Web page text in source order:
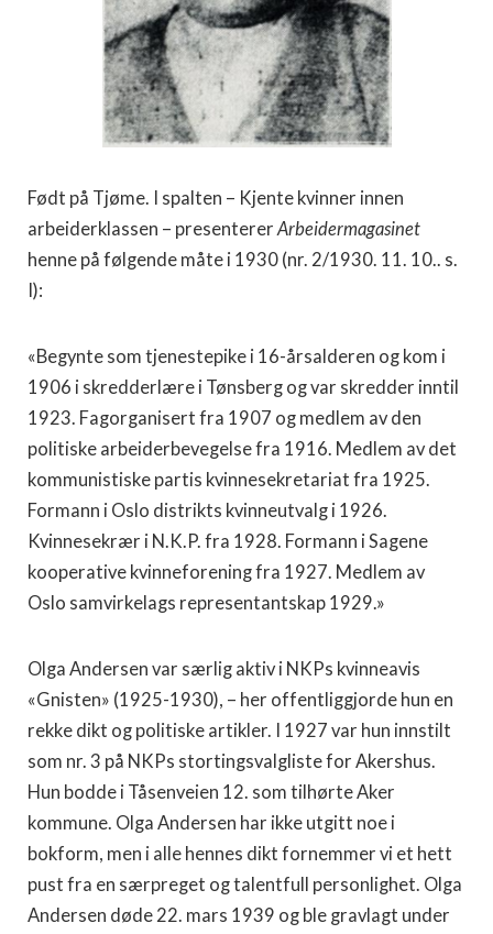
Født på Tjøme. I spalten – Kjente kvinner innen
arbeiderklas­sen – presentererArbeidermagasinet
henne på følgende måte i 1930 (nr. 2/1930. 11. 10.. s.
I):
«Begynte som tjenestepike i 16-årsalderen og kom i
1906 i skredderlære i Tønsberg og var skredder inntil
1923. Fagorgani­sert fra 1907 og medlem av den
politiske arbeiderbevegelse fra 1916. Medlem av det
kommunistiske partis kvinnesekretariat fra 1925.
Formann i Oslo distrikts kvinneutvalg i 1926.
Kvinnesekrær i N.K.P. fra 1928. Formann i Sagene
kooperative kvinneforening fra 1927. Medlem av
Oslo samvirkelags repre­sentantskap 1929.»
Olga Andersen var særlig aktiv i NKPs kvinneavis
«Gnisten» (1925-1930), – her offentliggjorde hun en
rekke dikt og politiske artikler. I 1927 var hun innstilt
som nr. 3 på NKPs stortingsvalgliste for Akershus.
Hun bodde i Tåsenveien 12. som tilhørte Aker
kommune. Olga Andersen har ikke utgitt noe i
bokform, men i alle hennes dikt fornemmer vi et hett
pust fra en særpreget og talentfull personlighet. Olga
Andersen døde 22. mars 1939 og ble gravlagt under